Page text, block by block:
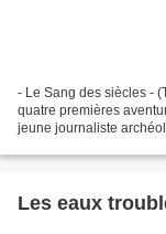
- Le Sang des siècles -
quatre premières
jeune journaliste
Les eaux